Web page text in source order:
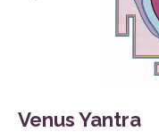
Venus Yantra